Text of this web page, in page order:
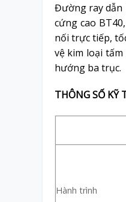
Đường ray dẫn
cứng cao
nối trực tiếp,
vệ kim loại
hướng ba trục.
THÔNG SỐ KỸ
Hành trình